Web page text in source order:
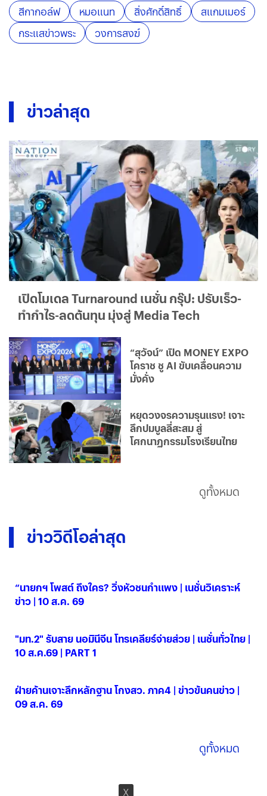
สีกากอล์ฟ หมอแนท สิ่งศักดิ์สิทธิ์
สแกมเมอร์
กระแสข่าวพระ
วงการสงฆ์
ข่าวล่าสุด
เปิดโมเดล Turnaround เนชั่น กรุ๊ป: ปรับเร็ว-
ทำกำไร-ลดต้นทุน มุ่งสู่ Media Tech
“สุวัจน์” เปิด MONEY EXPO
โคราช ชู AI ขับเคลื่อนความ
มั่งคั่ง
หยุดวงจรความรุนแรง! เจาะ
ลึกปมบูลลี่สะสม สู่
โศกนาฏกรรมโรงเรียนไทย
ดูทั้งหมด
ข่าววิดีโอล่าสุด
“นายกฯ โพสต์ ถึงใคร? วิ่งหัวชนกำแพง | เนชั่นวิเคราะห์
ข่าว | 10 ส.ค. 69
"มท.2" รับสาย นอมินีจีน โทรเคลียร์จ่ายส่วย | เนชั่นทั่วไทย |
10 ส.ค.69 | PART 1
ฝ่ายค้านเจาะลึกหลักฐาน โกงสว. ภาค4 | ข่าวข้นคนข่าว |
09 ส.ค. 69
ดูทั้งหมด